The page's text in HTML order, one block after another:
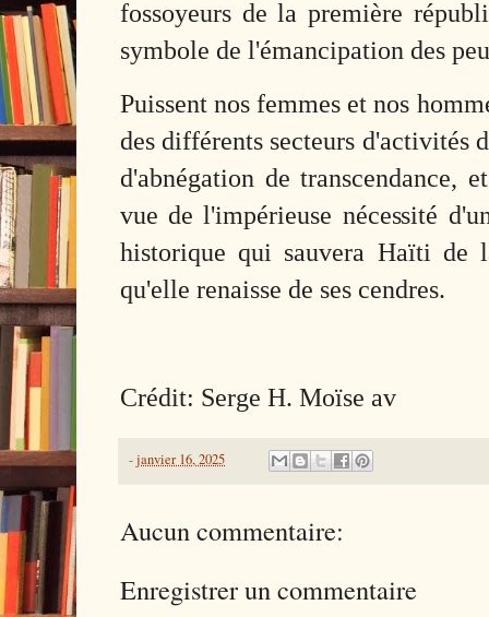
fossoyeurs de la première
symbole de l'émancipation des
Puissent nos femmes et nos
des différents secteurs d'activités
d'abnégation de transcendance,
vue de l'impérieuse nécessité
historique qui sauvera Haïti de
qu'elle renaisse de ses cendres.
Crédit: Serge H. Moïse av
-janvier 16, 2025
Aucun commentaire:
Enregistrer un commentaire